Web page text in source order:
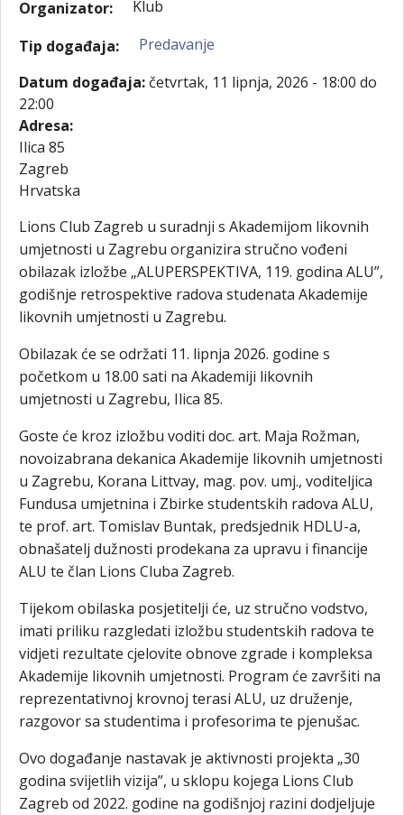
Organizator:
Klub
Tip događaja:
Predavanje
Datum događaja: četvrtak, 11 lipnja, 2026 - 18:00 do
22:00
Adresa:
Ilica 85
Zagreb
Hrvatska
Lions Club Zagreb u suradnji s Akademijom likovnih
umjetnosti u Zagrebu organizira stručno vođeni
obilazak izložbe „ALUPERSPEKTIVA, 119. godina ALU”,
godišnje retrospektive radova studenata Akademije
likovnih umjetnosti u Zagrebu.
Obilazak će se održati 11. lipnja 2026. godine s
početkom u 18.00 sati na Akademiji likovnih
umjetnosti u Zagrebu, Ilica 85.
Goste će kroz izložbu voditi doc. art. Maja Rožman,
novoizabrana dekanica Akademije likovnih umjetnosti
u Zagrebu, Korana Littvay, mag. pov. umj., voditeljica
Fundusa umjetnina i Zbirke studentskih radova ALU,
te prof. art. Tomislav Buntak, predsjednik HDLU-a,
obnašatelj dužnosti prodekana za upravu i financije
ALU te član Lions Cluba Zagreb.
Tijekom obilaska posjetitelji će, uz stručno vodstvo,
imati priliku razgledati izložbu studentskih radova te
vidjeti rezultate cjelovite obnove zgrade i kompleksa
Akademije likovnih umjetnosti. Program će završiti na
reprezentativnoj krovnoj terasi ALU, uz druženje,
razgovor sa studentima i profesorima te pjenušac.
Ovo događanje nastavak je aktivnosti projekta „30
godina svijetlih vizija”, u sklopu kojega Lions Club
Zagreb od 2022. godine na godišnjoj razini dodjeljuje